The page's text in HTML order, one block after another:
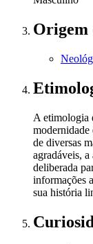
Origem
A etimologia
de diversas
agradáveis, a
deliberada
informações
sua história